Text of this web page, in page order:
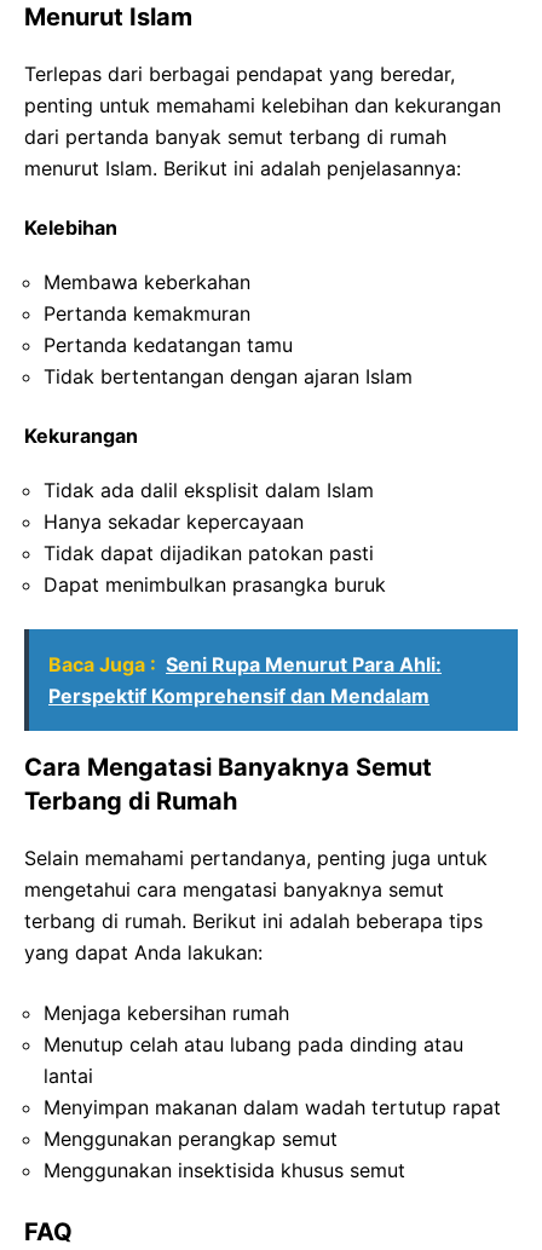
Menurut Islam
Terlepas dari berbagai pendapat yang beredar,
penting untuk memahami kelebihan dan kekurangan
dari pertanda banyak semut terbang di rumah
menurut Islam. Berikut ini adalah penjelasannya:
Kelebihan
Membawa keberkahan
Pertanda kemakmuran
Pertanda kedatangan tamu
Tidak bertentangan dengan ajaran Islam
Kekurangan
Tidak ada dalil eksplisit dalam Islam
Hanya sekadar kepercayaan
Tidak dapat dijadikan patokan pasti
Dapat menimbulkan prasangka buruk
Baca Juga : Seni Rupa Menurut Para Ahli:
Perspektif Komprehensif dan Mendalam
Cara Mengatasi Banyaknya Semut
Terbang di Rumah
Selain memahami pertandanya, penting juga untuk
mengetahui cara mengatasi banyaknya semut
terbang di rumah. Berikut ini adalah beberapa tips
yang dapat Anda lakukan:
Menjaga kebersihan rumah
Menutup celah atau lubang pada dinding atau
lantai
Menyimpan makanan dalam wadah tertutup rapat
Menggunakan perangkap semut
Menggunakan insektisida khusus semut
FAQ